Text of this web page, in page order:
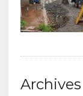
Archives